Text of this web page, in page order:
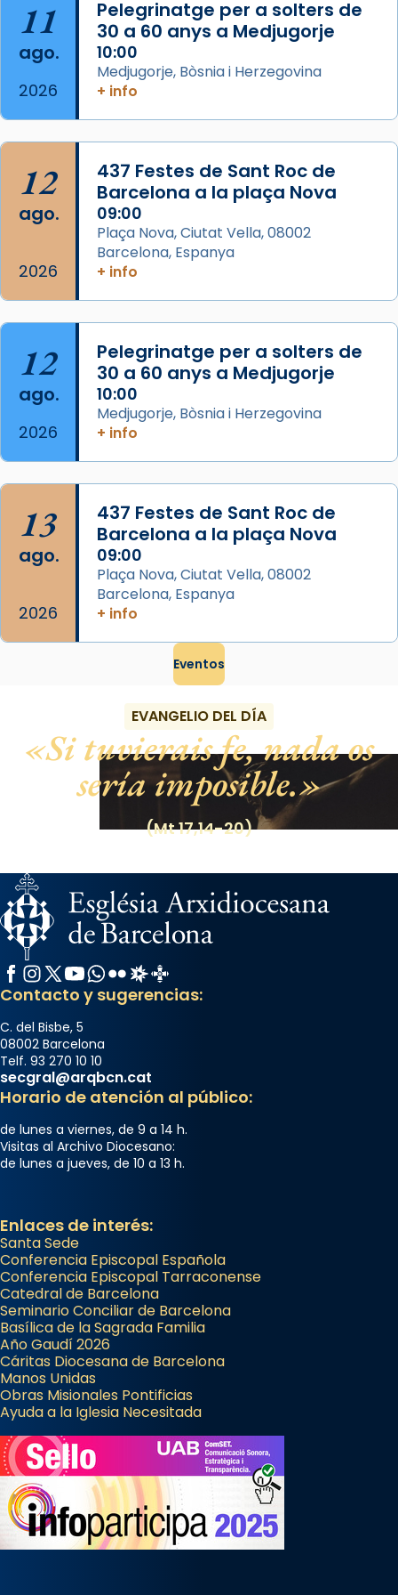
View on Facebook · Share
Arquebisbat de Barcelona
2 weeks ago
Acompanyant la història de sant Cugat, a
partir de l’Edat Mitjana sorgeix la tradició
que les santes Juliana (“relatiu a Júlia”) i
Semproniana (“relatiu a Semprònia =
eterna”) són deixebles seves. I l’any 1667, el
frare Joan Gaspar Roig, afirma en una obra
que les santes són filles de l’antiga Iluro.
Mataró en reivindicarà les relíq
Foto
View on Facebook ·
11
ago.
2026
Pelegrinatge per a solters de
30 a 60 anys a Medjugorje
10:00
Medjugorje, Bòsnia i Herzegovina
+ info
12
ago.
2026
437 Festes de Sant Roc de
Barcelona a la plaça Nova
09:00
Plaça Nova, Ciutat Vella, 08002
Barcelona, Espanya
+ info
12
ago.
2026
Pelegrinatge per a solters de
30 a 60 anys a Medjugorje
10:00
Medjugorje, Bòsnia i Herzegovina
+ info
13
ago.
2026
437 Festes de Sant Roc de
Barcelona a la plaça Nova
09:00
Plaça Nova, Ciutat Vella, 08002
Barcelona, Espanya
+ info
Eventos
EVANGELIO DEL DÍA
Si tuvierais fe, nada os
sería imposible.
(Mt 17,14-20)
Facebook
Instagram
X / Twitter
YouTube
WhatsApp
FlickrRadio Estel
Catalunya Cristiana
Contacto y sugerencias:
C. del Bisbe, 5
08002 Barcelona
Telf. 93 270 10 10
secgral@arqbcn.cat
Horario de atención al público:
de lunes a viernes, de 9 a 14 h.
Visitas al Archivo Diocesano:
de lunes a jueves, de 10 a 13 h.
Enlaces de interés:
Santa Sede
Conferencia Episcopal Española
Conferencia Episcopal Tarraconense
Catedral de Barcelona
Seminario Conciliar de Barcelona
Basílica de la Sagrada Familia
Año Gaudí 2026
Cáritas Diocesana de Barcelona
Manos Unidas
Obras Misionales Pontificias
Ayuda a la Iglesia Necesitada